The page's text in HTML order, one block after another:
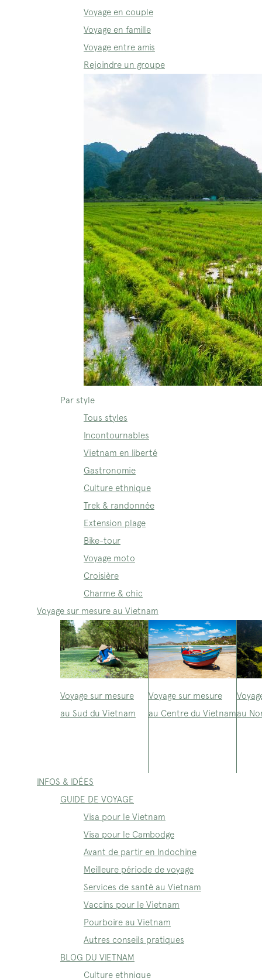
Voyage en couple
Voyage en famille
Voyage entre amis
Rejoindre un groupe
Par style
Tous styles
Incontournables
Vietnam en liberté
Gastronomie
Culture ethnique
Trek & randonnée
Extension plage
Bike-tour
Voyage moto
Croisière
Charme & chic
Voyage sur mesure au Vietnam
Voyage sur mesure
au Sud du Vietnam
Voyage sur mesure
au Centre du Vietnamau
INFOS & IDÉES
GUIDE DE VOYAGE
Visa pour le Vietnam
Visa pour le Cambodge
Avant de partir en Indochine
Meilleure période de voyage
Services de santé au Vietnam
Vaccins pour le Vietnam
Pourboire au Vietnam
Autres conseils pratiques
BLOG DU VIETNAM
Culture ethnique